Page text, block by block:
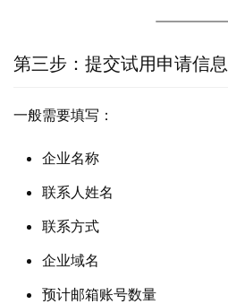
第三步：提交试用申请信息
一般需要填写：
企业名称
联系人姓名
联系方式
企业域名
预计邮箱账号数量